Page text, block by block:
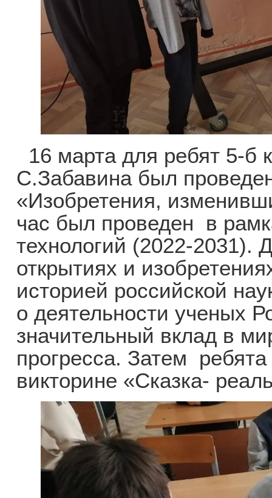
16 марта для ребят 5-
С.Забавина был
«Изобретения,
час был проведен в
технологий (2022-2031).
открытиях и
историей российской
о деятельности ученых
значительный вклад в
прогресса. Затем
викторине «Сказка-